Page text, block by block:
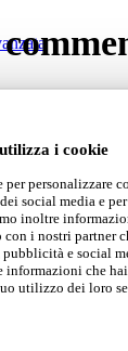
i cookie
personalizzare
social media e
inoltre
i nostri partner
e social
informazioni che
utilizzo dei loro